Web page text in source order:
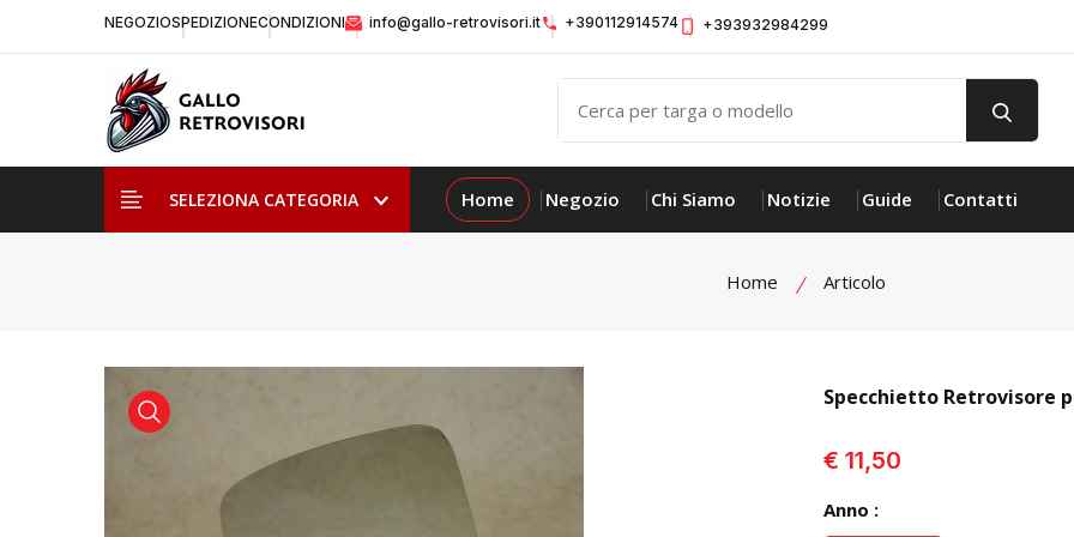
NEGOZIOSPEDIZIONECONDIZIONI info@gallo-retrovisori.it +390112914574 +393932984299
SELEZIONA CATEGORIA Home Negozio Chi Siamo Notizie Guide Contatti
Home Articolo
visualizza prodotto
Specchietto Retrovisore
€ 11,50
Anno :